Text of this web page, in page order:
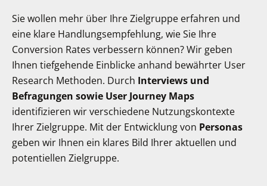
Sie wollen mehr über Ihre Zielgruppe erfahren und
eine klare Handlungsempfehlung, wie Sie Ihre
Conversion Rates verbessern können? Wir geben
Ihnen tiefgehende Einblicke anhand bewährter User
Research Methoden. Durch Interviews und
Befragungen sowie User Journey Maps
identifizieren wir verschiedene Nutzungskontexte
Ihrer Zielgruppe. Mit der Entwicklung von Personas
geben wir Ihnen ein klares Bild Ihrer aktuellen und
potentiellen Zielgruppe.